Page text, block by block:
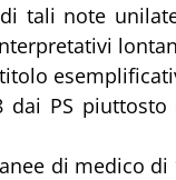
tali note
dai PS
di medico di